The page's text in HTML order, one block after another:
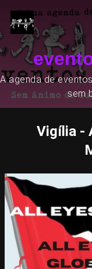
A agenda de
sem
Vigília -